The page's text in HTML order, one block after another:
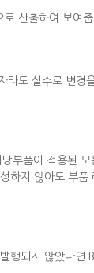
산출하여 보여줍
도 실수로 변경
품이 적용된
지 않아도 부
되지 않았다면